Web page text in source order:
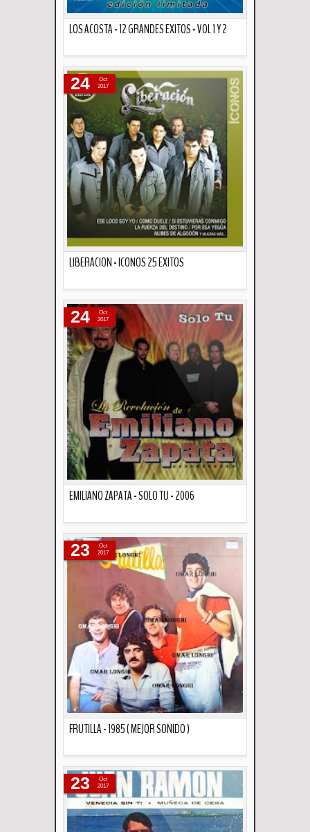
LOS ACOSTA - 12 GRANDES EXITOS - VOL 1 Y 2
LIBERACION - ICONOS 25 EXITOS
24
Oct
2017
EMILIANO ZAPATA - SOLO TU - 2006
24
Oct
2017
FRUTILLA - 1985 ( MEJOR SONIDO )
23
Oct
2017
23
Oct
2017